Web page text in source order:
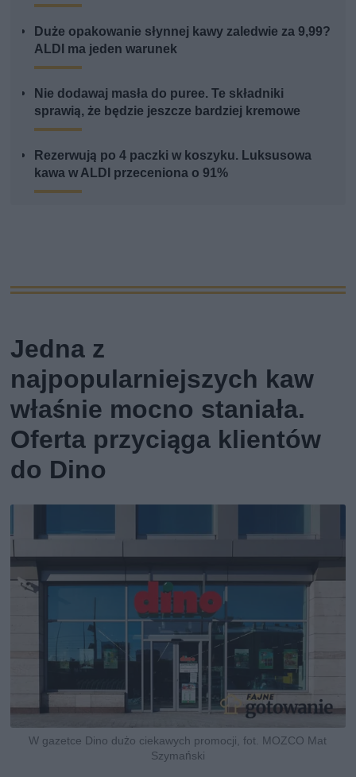
Duże opakowanie słynnej kawy zaledwie za 9,99?
ALDI ma jeden warunek
Nie dodawaj masła do puree. Te składniki
sprawią, że będzie jeszcze bardziej kremowe
Rezerwują po 4 paczki w koszyku. Luksusowa
kawa w ALDI przeceniona o 91%
Jedna z
najpopularniejszych kaw
właśnie mocno staniała.
Oferta przyciąga klientów
do Dino
W gazetce Dino dużo ciekawych promocji, fot. MOZCO Mat
Szymański